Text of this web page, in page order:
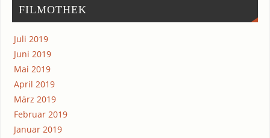
FIL­MO­THEK
Juli 2019
Juni 2019
Mai 2019
April 2019
März 2019
Februar 2019
Januar 2019